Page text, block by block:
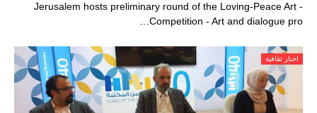
- Jerusalem hosts preliminary round of the Loving-Peace Art
Competition - Art and dialogue pro…
اخبار ثقافية